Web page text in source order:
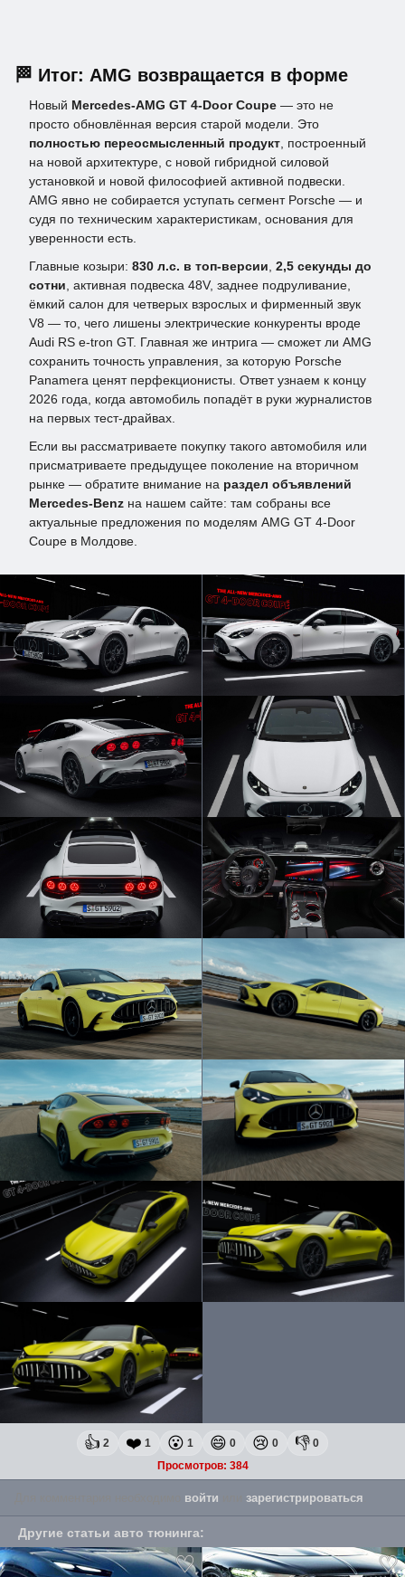
🏁 Итог: AMG возвращается в форме
Новый Mercedes-AMG GT 4-Door Coupe — это не
просто обновлённая версия старой модели. Это
полностью переосмысленный продукт, построенный
на новой архитектуре, с новой гибридной силовой
установкой и новой философией активной подвески.
AMG явно не собирается уступать сегмент Porsche — и
судя по техническим характеристикам, основания для
уверенности есть.
Главные козыри: 830 л.с. в топ-версии, 2,5 секунды до
сотни, активная подвеска 48V, заднее подруливание,
ёмкий салон для четверых взрослых и фирменный звук
V8 — то, чего лишены электрические конкуренты вроде
Audi RS e-tron GT. Главная же интрига — сможет ли AMG
сохранить точность управления, за которую Porsche
Panamera ценят перфекционисты. Ответ узнаем к концу
2026 года, когда автомобиль попадёт в руки журналистов
на первых тест-драйвах.
Если вы рассматриваете покупку такого автомобиля или
присматриваете предыдущее поколение на вторичном
рынке — обратите внимание на раздел объявлений
Mercedes-Benz на нашем сайте: там собраны все
актуальные предложения по моделям AMG GT 4-Door
Coupe в Молдове.
👍 2 ❤️ 1 😮 1 😄 0 😢 0 👎 0
Просмотров: 384
войти зарегистрироваться
Другие статьи авто тюнинга: